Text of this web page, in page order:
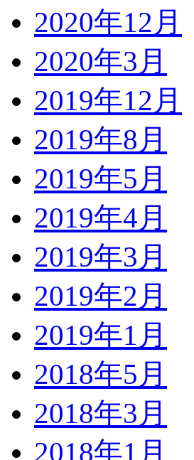
2020年12月
2020年3月
2019年12月
2019年8月
2019年5月
2019年4月
2019年3月
2019年2月
2019年1月
2018年5月
2018年3月
2018年1月